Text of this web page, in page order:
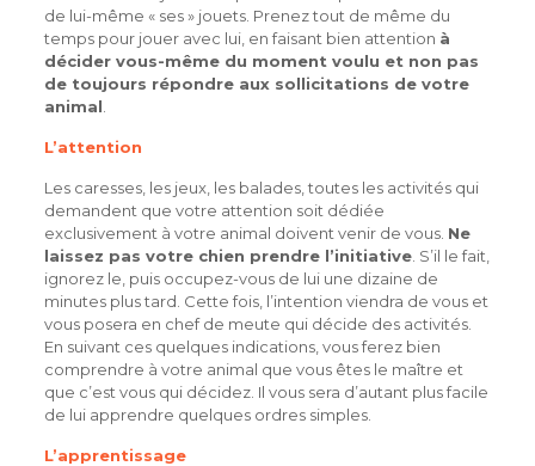
de lui-même « ses » jouets. Prenez tout de même du
temps pour jouer avec lui, en faisant bien attention à
décider vous-même du moment voulu et non pas
de toujours répondre aux sollicitations de votre
animal
L’attention
Les caresses, les jeux, les balades, toutes les activités qui
demandent que votre attention soit dédiée
exclusivement à votre animal doivent venir de vous. Ne
laissez pas votre chien prendre l’initiative. S’il le fait,
ignorez le, puis occupez-vous de lui une dizaine de
minutes plus tard. Cette fois, l’intention viendra de vous et
vous posera en chef de meute qui décide des activités.
En suivant ces quelques indications, vous ferez bien
comprendre à votre animal que vous êtes le maître et
que c’est vous qui décidez. Il vous sera d’autant plus facile
de lui apprendre quelques ordres simples.
L’apprentissage